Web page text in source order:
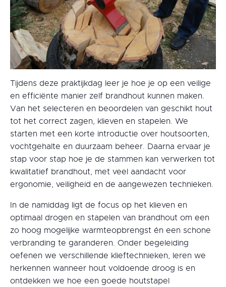
Tijdens deze praktijkdag leer je hoe je op een veilige
en efficiënte manier zelf brandhout kunnen maken.
Van het selecteren en beoordelen van geschikt hout
tot het correct zagen, klieven en stapelen. We
starten met een korte introductie over houtsoorten,
vochtgehalte en duurzaam beheer. Daarna ervaar je
stap voor stap hoe je de stammen kan verwerken tot
kwalitatief brandhout, met veel aandacht voor
ergonomie, veiligheid en de aangewezen technieken.
In de namiddag ligt de focus op het klieven en
optimaal drogen en stapelen van brandhout om een
zo hoog mogelijke warmteopbrengst én een schone
verbranding te garanderen. Onder begeleiding
oefenen we verschillende klieftechnieken, leren we
herkennen wanneer hout voldoende droog is en
ontdekken we hoe een goede houtstapel